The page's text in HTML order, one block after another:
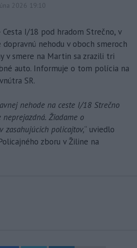
2026 19:10
Cesta I/18 pod hradom Strečno, v
nehodu v oboch smeroch
v smere na Martin sa zrazili tri
auto. Informuje o tom polícia na
SR.
nehode na ceste I/18 Strečno
neprejazdná. Žiadame o
zasahujúcich policajtov,“ uviedlo
zboru v Žiline na